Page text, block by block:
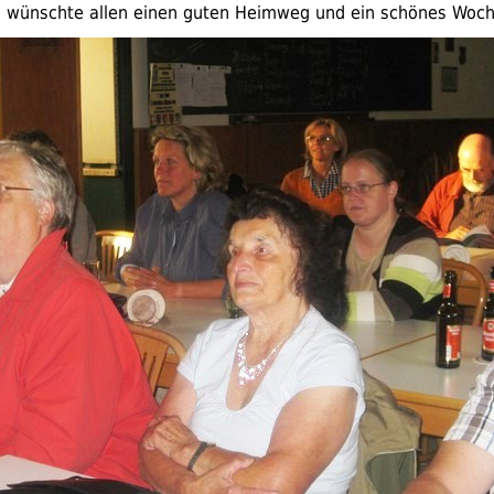
wünschte allen einen guten Heimweg und ein schönes